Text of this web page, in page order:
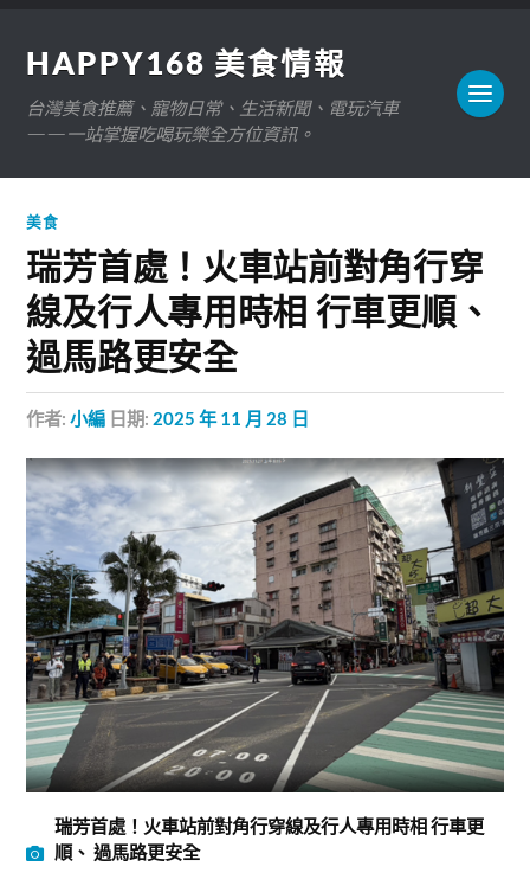
HAPPY168 美食情報
台灣美食推薦、寵物日常、生活新聞、電玩汽車
——一站掌握吃喝玩樂全方位資訊。
美食
瑞芳首處！火車站前對角行穿
線及行人專用時相 行車更順、
過馬路更安全
作者:小編 日期: 2025 年 11 月 28 日
瑞芳首處！火車站前對角行穿線及行人專用時相 行車更
順、 過馬路更安全